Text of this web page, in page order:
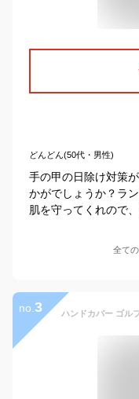
どんどん(50代・男性)
手の甲の日除け対策
かがでしょうか？ラ
肌を守ってくれので
全て
no. 3